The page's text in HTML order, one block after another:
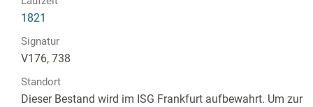
1821
Signatur
V176, 738
Standort
Dieser Bestand wird im ISG Frankfurt aufbewahrt. Um zur